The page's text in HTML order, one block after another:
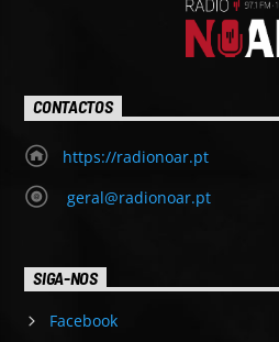
CONTACTOS
https://radionoar.pt
geral@radionoar.pt
SIGA-NOS
Facebook